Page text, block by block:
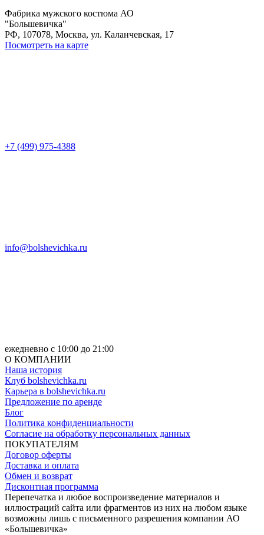
Фабрика мужского костюма АО
"Большевичка"
РФ, 107078, Москва, ул. Каланчевская, 17
Посмотреть на карте
+7 (499) 975-4388
info@bolshevichka.ru
ежедневно с 10:00 до 21:00
О КОМПАНИИ
Наша история
Клуб bolshevichka.ru
Карьера в bolshevichka.ru
Предложение по аренде
Блог
Политика конфиденциальности
Согласие на обработку персональных данных
ПОКУПАТЕЛЯМ
Договор оферты
Доставка и оплата
Обмен и возврат
Дисконтная программа
Перепечатка и любое воспроизведение материалов и
иллюстраций сайта или фрагментов из них на любом языке
возможны лишь с письменного разрешения компании АО
«Большевичка»